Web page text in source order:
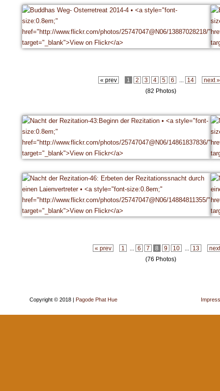
« prev 1 2 3 4 5 6 14
next
(82 Photos)
« prev 1 6 7 8 9 10 13
(76 Photos)
Copyright © 2018 | Pagode Phat Hue